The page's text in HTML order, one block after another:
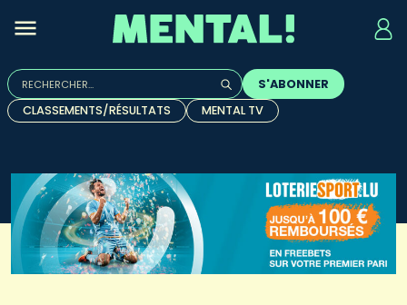
Rechercher :
Quand les résultats de l'auto-complétion sont
S'ABONNER
CLASSEMENTS/RÉSULTATS
MENTAL TV